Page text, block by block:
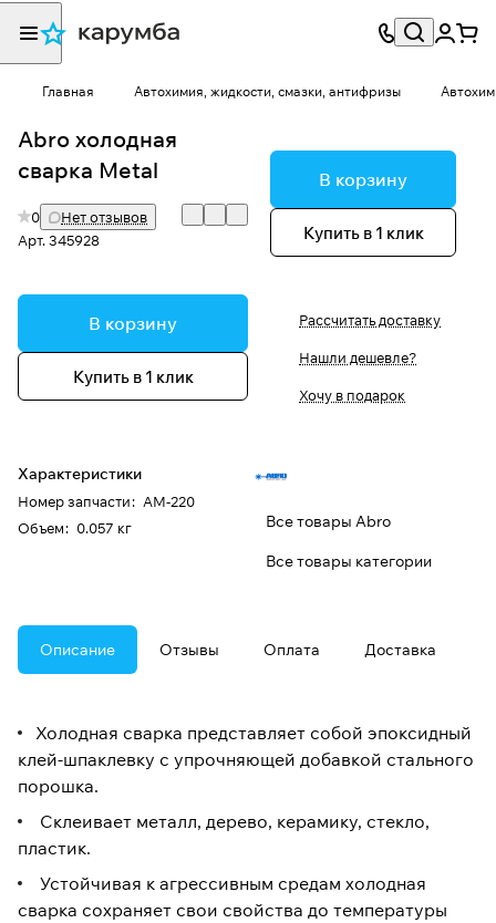
Главная Автохимия, жидкости, смазки, антифризы
Abro холодная
сварка Metal
0
Нет отзывов
Арт.345928
В корзину
Купить в 1 клик
Характеристики
Номер запчасти: AM-220
Oбъем: 0.057 кг
В корзину
Купить в 1 клик
Рассчитать доставку
Нашли дешевле?
Хочу в подарок
Все товары Abro
Все товары категории
Описание Отзывы Оплата Доставка
Холодная сварка представляет собой эпоксидный
клей-шпаклевку с упрочняющей добавкой стального
порошка.
Склеивает металл, дерево, керамику, стекло,
пластик.
Устойчивая к агрессивным средам холодная
сварка сохраняет свои свойства до температуры